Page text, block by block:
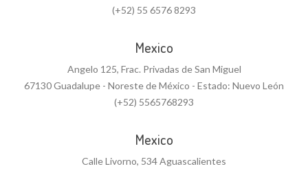
(+52) 55 6576 8293
Mexico
Angelo 125, Frac. Privadas de San Miguel
67130 Guadalupe - Noreste de México - Estado: Nuevo León
(+52) 5565768293
Mexico
Calle Livorno, 534 Aguascalientes